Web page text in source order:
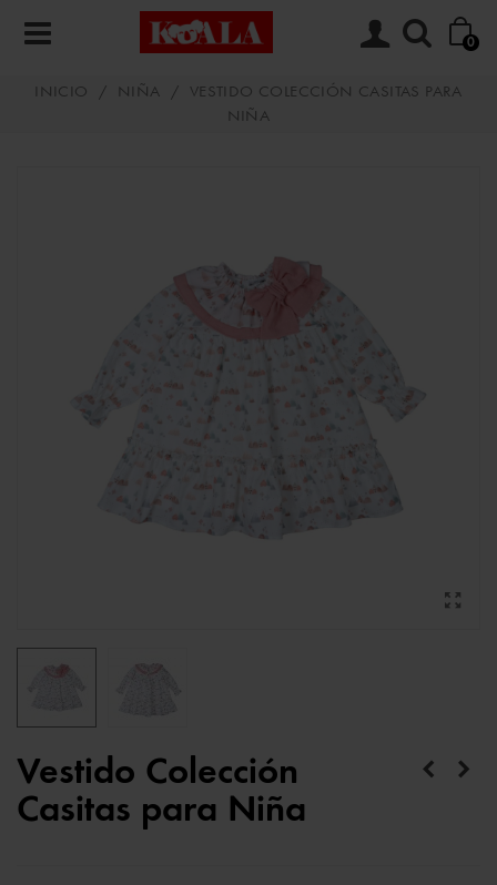
0
INICIO / NIÑA /
VESTIDO COLECCIÓN CASITAS PARA
NIÑA
Vestido Colección
Casitas para Niña